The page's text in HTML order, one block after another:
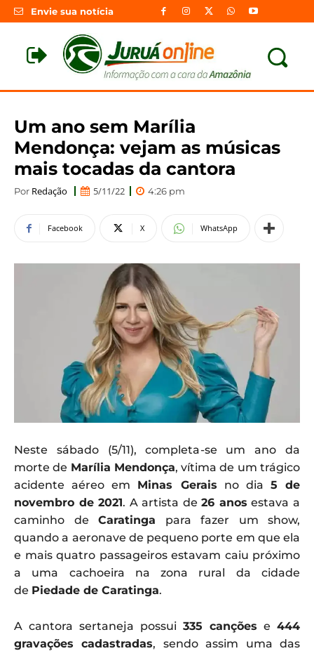
Envie sua notícia
Um ano sem Marília
Mendonça: vejam as músicas
mais tocadas da cantora
Por Redação 5/11/22 4:26 pm
Facebook X WhatsApp
Neste sábado (5/11), completa-se um ano da
morte de Marília Mendonça, vítima de um trágico
acidente aéreo em Minas Gerais no dia 5 de
novembro de 2021. A artista de26 anos estava a
caminho de Caratinga para fazer um show,
quando a aeronave de pequeno porte em que ela
e mais quatro passageiros estavam caiu próximo
a uma cachoeira na zona rural da cidade
de Piedade de Caratinga.
A cantora sertaneja possui 335 canções e 444
gravações cadastradas, sendo assim uma das